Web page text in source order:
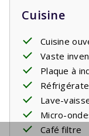
Cuisine
Cuisine
Vaste
Plaque à
Lave-
Micro-
Café filtre